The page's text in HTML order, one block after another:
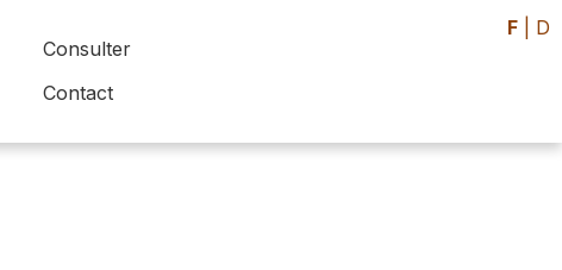
Consulter
Contact
F D